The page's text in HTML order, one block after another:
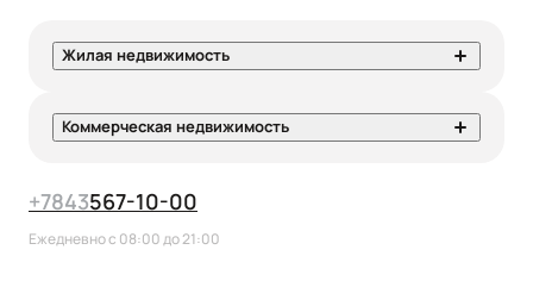
Жилая недвижимость
Коммерческая недвижимость
+7843567-10-00
Ежедневно с 08:00 до 21:00